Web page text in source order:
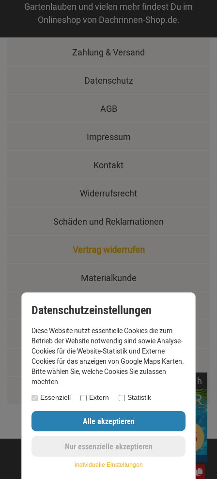
Gartenlauben und vielen mehr findest Du im
Onlineshop von Dachrinnen-Shop.de.
Zahlung & Versand
Datenschutz
AGB
Impressum
Kontakt
Widerrufsrecht
Schäden und Reklamationen
Vertrag widerrufen
Materialkunde
Fachbegriffe
Jobs
Montage und Installationshilfen
©opyright 2020 - www.dachrinnen-shop.de
h
Datenschutzeinstellungen
Diese Website nutzt essentielle Cookies die zum
Betrieb der Website notwendig sind sowie Analyse-
Cookies für die Website-Statistik und Externe
Cookies für das anzeigen von Google Maps Karten.
Bitte wählen Sie, welche Cookies Sie zulassen
möchten.
Essenziell Extern Statistik
individuelle Einstellungen